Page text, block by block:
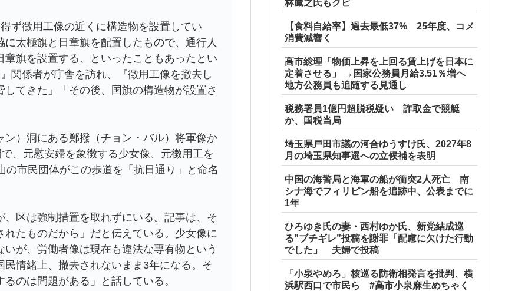
ず徴用工像の近くに構造物を設置してい
太極旗と日章旗を配置したもので、通行人
旗を設置する、といったこともあったとい
関係者が庁舎を訪れ、『徴用工像を撤去し
てきた」「その後、国旗の構造物が設置さ
）洞にある鄭撥（チョン・バル）将軍像か
、元慰安婦を象徴する少女像、元徴用工を
市民団体がこの歩道を「抗日通り」と命名
区は強制措置を取れずにいる。記事は、そ
たものだから」だと伝えている。少女像に
が、労働者像は現在も違法な専有物という
情緒上、撤去されないまま3年になる。そ
のは問題がある」と話している。
林鷹之氏もクビ
【食料自給率】過去最低37% 25年度、コメ
消費減響く
高市総理「物価上昇を上回る賃上げを日本に
定着させる」 →国家公務員月給3.51％増へ
地方公務員も追随する見通し
税務署員1億円超脱税疑い 詐取金で競艇
か、国税当局
埼玉県戸田市議の河合ゆうすけ氏、2027年8
月の埼玉県知事選への立候補を表明
中国の海警局と海軍の船が衝突2人死亡 南
シナ海でフィリピン船を追跡中、公表までに
1年
ひろゆき氏の妻・西村ゆか氏、新党結成巡
る”ブチギレ”投稿を謝罪「配慮に欠けた行動
でした」 夫婦で投稿
「小泉やめろ」核巡る防衛相発言を批判、横
浜駅西口で市民ら #高市小泉麻生めちゃく